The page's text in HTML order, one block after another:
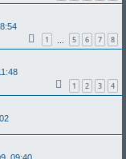
1 5 6 7 8
1 2 3 4